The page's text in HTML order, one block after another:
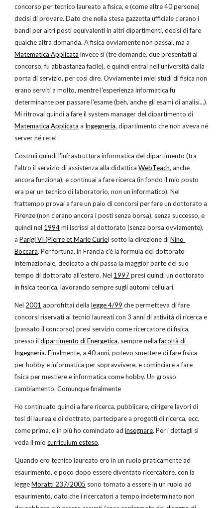
concorso per tecnico laureato a fisica, e (come altre 40 persone)
decisi di provare. Dato che nella stesa gazzetta ufficiale c'erano i
bandi per altri posti equivalenti in altri dipartimenti, decisi di fare
qualche altra domanda. A fisica ovviamente non passai, ma a
Matematica Applicata invece si (tre domande, due presentati al
concorso, fu abbastanza facile), e quindi entrai nell'università dalla
porta di servizio, per così dire. Ovviamente i miei studi di fisica non
erano serviti a molto, mentre l'esperienza informatica fu
determinante per passare l'esame (beh, anche gli esami di analisi...).
Mi ritrovai quindi a fare il system manager del dipartimento di
Matematica Applicata a Ingegneria, dipartimento che non aveva né
server né rete!
Costruii quindi l'infrastruttura informatica del dipartimento (tra
l'altro il servizio di assistenza alla didattica WebTeach, anche
ancora funziona), e continuai a fare ricerca (in fondo il mio posto
era per un tecnico di laboratorio, non un informatico). Nel
frattempo provai a fare un paio di concorsi per fare un dottorato a
Firenze (non c'erano ancora i posti senza borsa), senza successo, e
quindi nel 1994 mi iscrissi al dottorato (senza borsa ovviamente),
a Parigi VI (Pierre et Marie Curie) sotto la direzione di Nino
Boccara. Per fortuna, in Francia c'è la formula del dottorato
internazionale, dedicato a chi passa la maggior parte del suo
tempo di dottorato all'estero. Nel 1997 presi quindi un dottorato
in fisica teorica, lavorando sempre sugli automi cellulari.
Nel 2001 approfittai della legge 4/99 che permetteva di fare
concorsi riservati ai tecnici laureati con 3 anni di attività di ricerca e
(passato il concorso) presi servizio come ricercatore di fisica,
presso il dipartimento di Energetica, sempre nella facoltà di
Ingegneria. Finalmente, a 40 anni, potevo smettere di fare fisica
per hobby e informatica per sopravvivere, e cominciare a fare
fisica per mestiere e informatica come hobby. Un grosso
cambiamento. Comunque finalmente
Ho continuato quindi a fare ricerca, pubblicare, dirigere lavori di
tesi di laurea e di dottrato, partecipare a progetti di ricerca, ecc,
come prima, e in più ho cominciato ad insegnare. Per i dettagli si
veda il mio curriculum esteso.
Quando ero tecnico laureato ero in un ruolo praticamente ad
esaurimento, e poco dopo essere diventato ricercatore, con la
legge Moratti 237/2005 sono tornato a essere in un ruolo ad
esaurimento, dato che i ricercatori a tempo indeterminato non